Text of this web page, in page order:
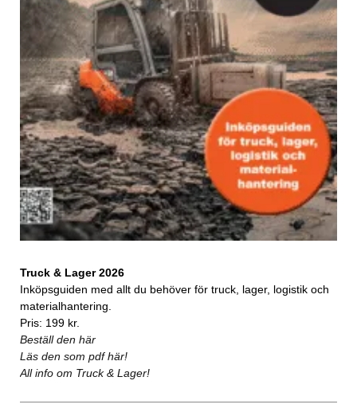
Truck & Lager 2026
Inköpsguiden med allt du behöver för truck, lager, logistik och
materialhantering.
Pris: 199 kr.
Beställ den här
Läs den som pdf här!
All info om Truck & Lager!